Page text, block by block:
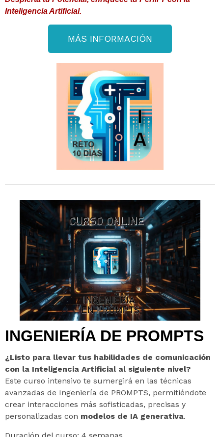
Inteligencia Artificial.
MÁS INFORMACIÓN
INGENIERÍA DE PROMPTS
¿Listo para llevar tus habilidades de comunicación
con la Inteligencia Artificial al siguiente nivel?
Este curso intensivo te sumergirá en las técnicas
avanzadas de Ingeniería de PROMPTS, permitiéndote
crear interacciones más sofisticadas, precisas y
personalizadas con modelos de IA generativa.
Duración del curso: 4 semanas.